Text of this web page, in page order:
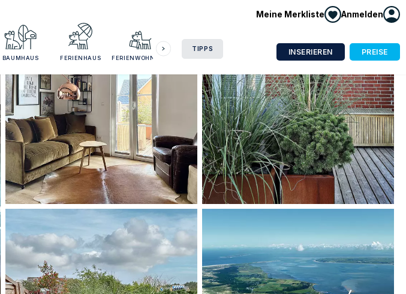
Meine Merkliste Anmelden
BAUMHAUS FERIENHAUS FERIENWOHNUNG
TIPPS INSERIEREN PREISE